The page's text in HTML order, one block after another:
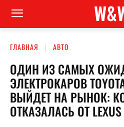
ГЛАВНАЯ АВТО
ОДИН ИЗ САМЫХ
ЭЛЕКТРОКАРОВ
ВЫЙДЕТ НА РЫНОК:
ОТКАЗАЛАСЬ ОТ LEXUS